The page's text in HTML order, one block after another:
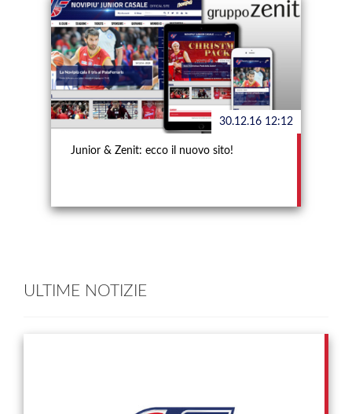
30.12.16 12:12
Junior & Zenit: ecco il nuovo sito!
ULTIME NOTIZIE